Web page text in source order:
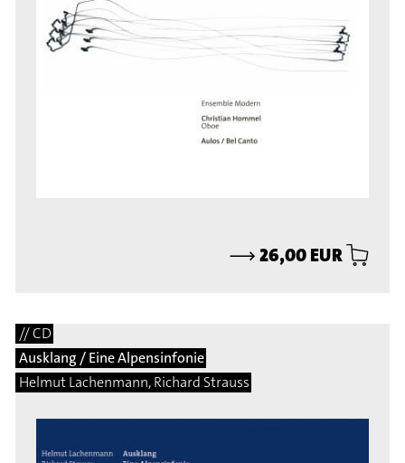
⟶26,00 EUR
// CD
Ausklang / Eine Alpensinfonie
Helmut Lachenmann, Richard Strauss